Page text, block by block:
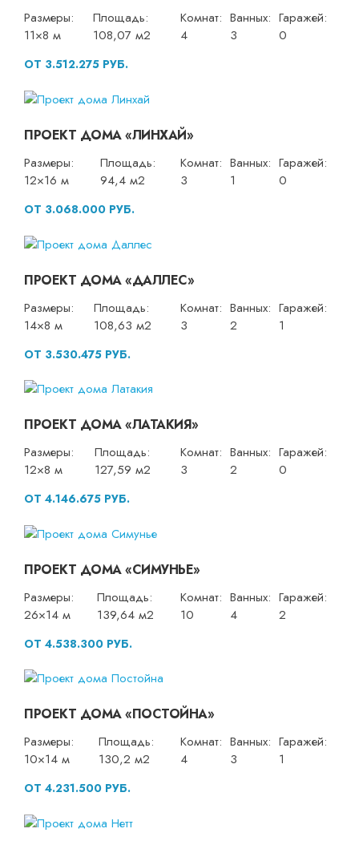
Размеры:
11×8 м
Площадь:
108,07 м2
Комнат:
4
Ванных:
3
Гаражей:
0
ОТ 3.512.275 РУБ.
ПРОЕКТ ДОМА «ЛИНХАЙ»
Размеры:
12×16 м
Площадь:
94,4 м2
Комнат:
3
Ванных:
1
Гаражей:
0
ОТ 3.068.000 РУБ.
ПРОЕКТ ДОМА «ДАЛЛЕС»
Размеры:
14×8 м
Площадь:
108,63 м2
Комнат:
3
Ванных:
2
Гаражей:
1
ОТ 3.530.475 РУБ.
ПРОЕКТ ДОМА «ЛАТАКИЯ»
Размеры:
12×8 м
Площадь:
127,59 м2
Комнат:
3
Ванных:
2
Гаражей:
0
ОТ 4.146.675 РУБ.
ПРОЕКТ ДОМА «СИМУНЬЕ»
Размеры:
26×14 м
Площадь:
139,64 м2
Комнат:
10
Ванных:
4
Гаражей:
2
ОТ 4.538.300 РУБ.
ПРОЕКТ ДОМА «ПОСТОЙНА»
Размеры:
10×14 м
Площадь:
130,2 м2
Комнат:
4
Ванных:
3
Гаражей:
1
ОТ 4.231.500 РУБ.